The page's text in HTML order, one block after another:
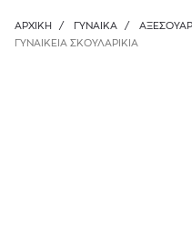
ΑΡΧΙΚΉ / ΓΥΝΑΙΚΑ / ΑΞΕΣΟΥΑΡ
ΓΥΝΑΙΚΕΙΑ ΣΚΟΥΛΑΡΙΚΙΑ